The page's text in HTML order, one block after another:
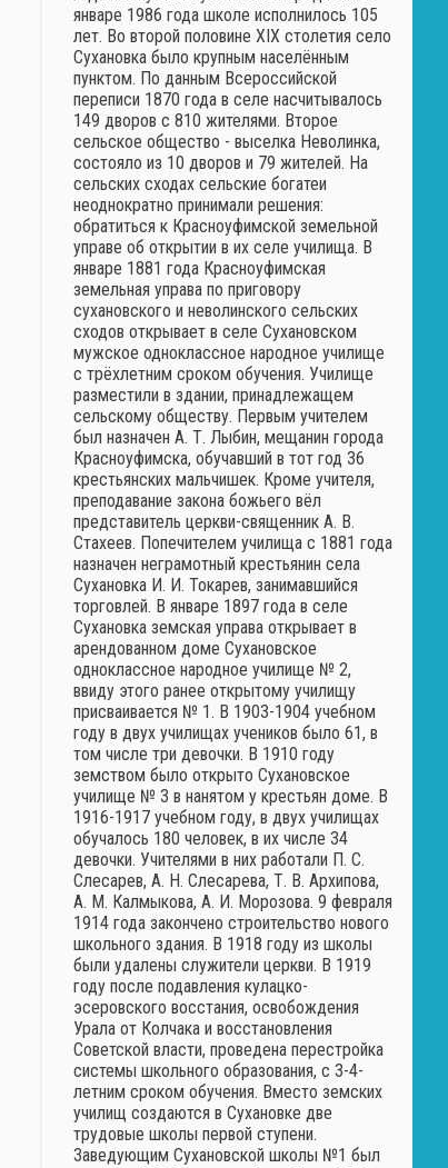
январе 1986 года школе исполнилось 105
лет. Во второй половине XIX столетия село
Сухановка было крупным населённым
пунктом. По данным Всероссийской
переписи 1870 года в селе насчитывалось
149 дворов с 810 жителями. Второе
сельское общество - выселка Неволинка,
состояло из 10 дворов и 79 жителей. На
сельских сходах сельские богатеи
неоднократно принимали решения:
обратиться к Красноуфимской земельной
управе об открытии в их селе училища. В
январе 1881 года Красноуфимская
земельная управа по приговору
сухановского и неволинского сельских
сходов открывает в селе Сухановском
мужское одноклассное народное училище
с трёхлетним сроком обучения. Училище
разместили в здании, принадлежащем
сельскому обществу. Первым учителем
был назначен А. Т. Лыбин, мещанин города
Красноуфимска, обучавший в тот год 36
крестьянских мальчишек. Кроме учителя,
преподавание закона божьего вёл
представитель церкви-священник А. В.
Стахеев. Попечителем училища с 1881 года
назначен неграмотный крестьянин села
Сухановка И. И. Токарев, занимавшийся
торговлей. В январе 1897 года в селе
Сухановка земская управа открывает в
арендованном доме Сухановское
одноклассное народное училище № 2,
ввиду этого ранее открытому училищу
присваивается № 1. В 1903-1904 учебном
году в двух училищах учеников было 61, в
том числе три девочки. В 1910 году
земством было открыто Сухановское
училище № 3 в нанятом у крестьян доме. В
1916-1917 учебном году, в двух училищах
обучалось 180 человек, в их числе 34
девочки. Учителями в них работали П. С.
Слесарев, А. Н. Слесарева, Т. В. Архипова,
А. М. Калмыкова, А. И. Морозова. 9 февраля
1914 года закончено строительство нового
школьного здания. В 1918 году из школы
были удалены служители церкви. В 1919
году после подавления кулацко-
эсеровского восстания, освобождения
Урала от Колчака и восстановления
Советской власти, проведена перестройка
системы школьного образования, с 3-4-
летним сроком обучения. Вместо земских
училищ создаются в Сухановке две
трудовые школы первой ступени.
Заведующим Сухановской школы №1 был